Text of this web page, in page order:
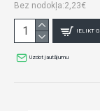
Bez nodokļa:2,23€
IELIKT
Uzdot jautājumu